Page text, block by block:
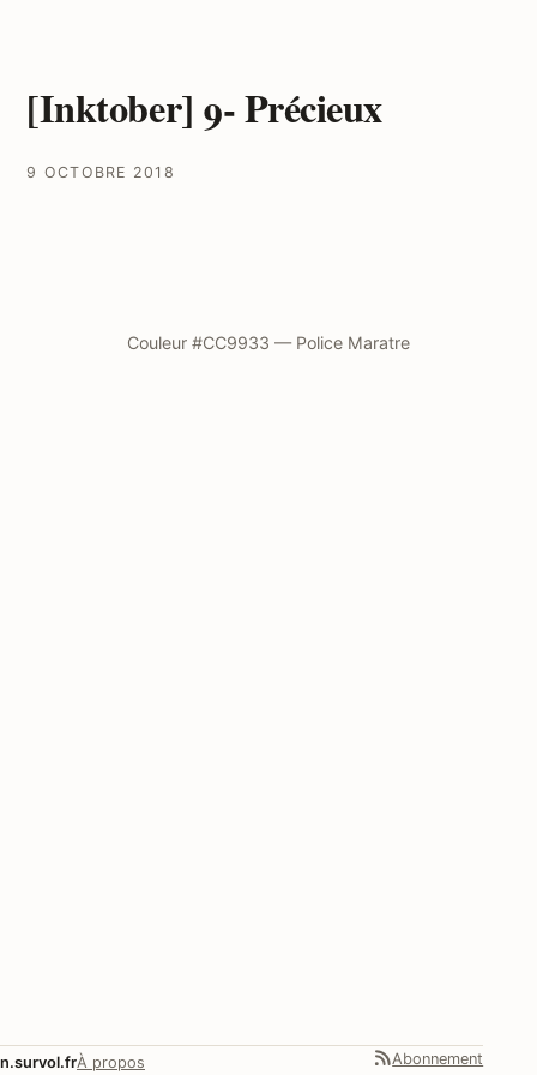
[Inktober] 9- Précieux
9 OCTOBRE 2018
Couleur #CC9933 — Police Maratre
n.survol.frÀ propos Abonnement